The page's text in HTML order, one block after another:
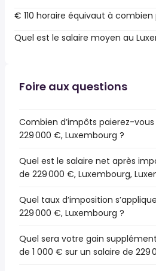
€ 110 horaire équivaut à combien
Quel est le salaire moyen au
Foire aux questions
Combien d’impôts paierez-
229 000 €, Luxembourg ?
Quel est le salaire net après
de 229 000 €, Luxembourg,
Quel taux d’imposition
229 000 €, Luxembourg ?
Quel sera votre gain
de 1 000 € sur un salaire de 229